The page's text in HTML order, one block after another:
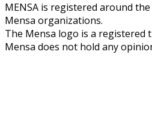
MENSA is registered around
Mensa organizations.
The Mensa logo is a
Mensa does not hold any